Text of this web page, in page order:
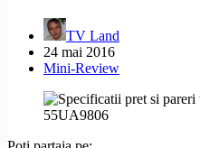
TV Land
24 mai 2016
Mini-Review